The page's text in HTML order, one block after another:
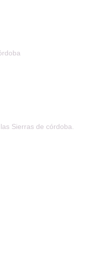
Sierras de córdoba.